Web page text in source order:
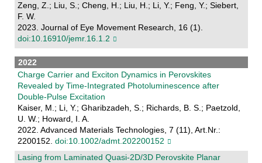
Zeng, Z.; Liu, S.; Cheng, H.; Liu, H.; Li, Y.; Feng, Y.; Siebert,
F. W.
2023. Journal of Eye Movement Research, 16 (1).
doi:10.16910/jemr.16.1.2
2022
Charge Carrier and Exciton Dynamics in Perovskites
Revealed by Time‐Integrated Photoluminescence after
Double‐Pulse Excitation
Kaiser, M.; Li, Y.; Gharibzadeh, S.; Richards, B. S.; Paetzold,
U. W.; Howard, I. A.
2022. Advanced Materials Technologies, 7 (11), Art.Nr.:
2200152. doi:10.1002/admt.202200152
Lasing from Laminated Quasi‐2D/3D Perovskite Planar